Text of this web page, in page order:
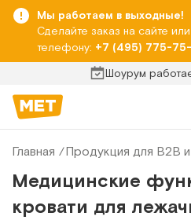
Мы работаем в выходные!
Сделайте заказ на сайте
телефону: +7 (495) 775-
Шоурум
Главная Продукция для B2B
Медицинские
кровати для